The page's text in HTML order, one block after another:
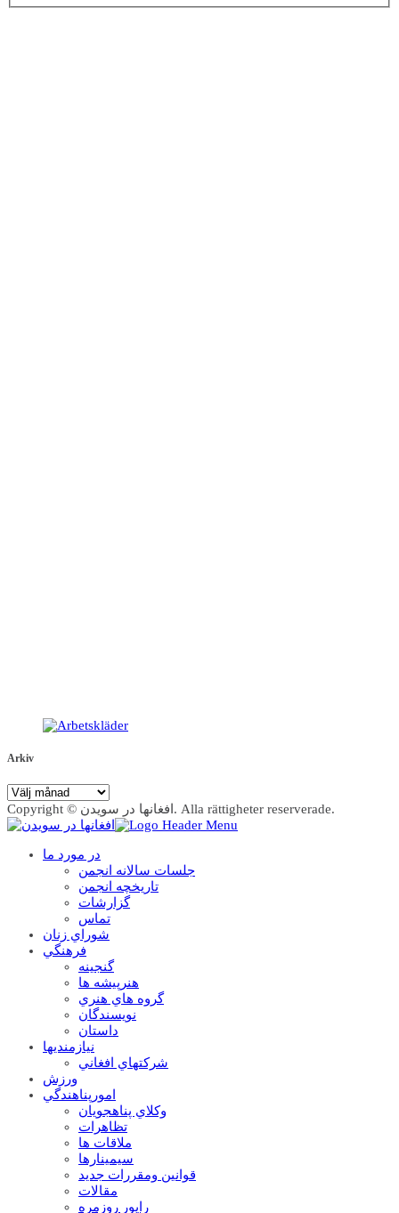
Arkiv
Arkiv
Copyright © افغانها در سویدن. Alla rättigheter reserverade.
در مورد ما
جلسات سالانه انجمن
تاریخچه انجمن
گزارشات
تماس
شوراي زنان
فرهنگي
گنجينه
هنرپيشه ها
گروه هاي هنري
نويسندگان
داستان
نيازمنديها
شرکتهاي افغاني
ورزش
امورپناهندگي
وکلاي پناهجويان
تظاهرات
ملاقات ها
سيمينارها
قوانين ومقررات جديد
مقالات
راپور روزمره